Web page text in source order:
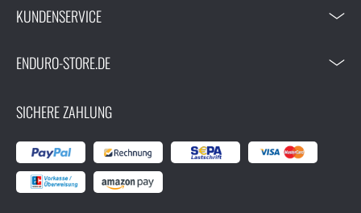
KUNDENSERVICE
ENDURO-STORE.DE
SICHERE ZAHLUNG